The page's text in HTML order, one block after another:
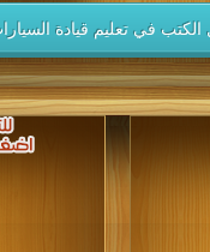
في تعليم قيادة